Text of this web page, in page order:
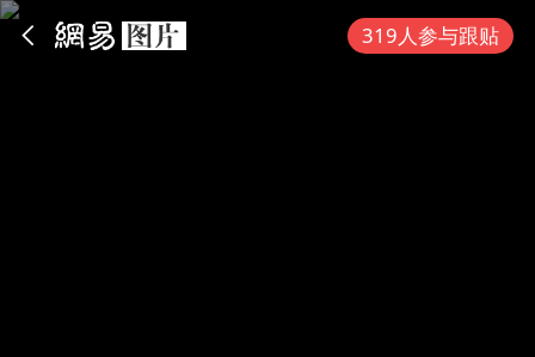
319人参与跟贴
App内打开